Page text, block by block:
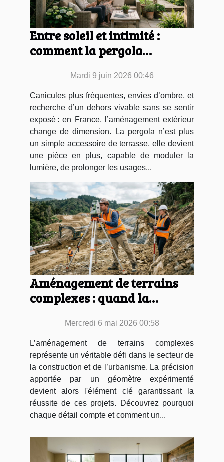
Entre soleil et intimité :
comment la pergola
extérieursMardi 9 juin 2026 00:46
Canicules plus fréquentes, envies d’ombre, et
recherche d’un dehors vivable sans se sentir
exposé : en France, l’aménagement extérieur
change de dimension. La pergola n’est plus
un simple accessoire de terrasse, elle devient
une pièce en plus, capable de moduler la
lumière, de prolonger les usages...
Aménagement de terrains
complexes : quand la
différenceMercredi 6 mai 2026 00:58
L’aménagement de terrains complexes
représente un véritable défi dans le secteur de
la construction et de l’urbanisme. La précision
apportée par un géomètre expérimenté
devient alors l'élément clé garantissant la
réussite de ces projets. Découvrez pourquoi
chaque détail compte et comment un...